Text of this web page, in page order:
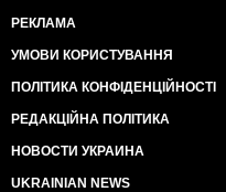
РЕКЛАМА
УМОВИ КОРИСТУВАННЯ
ПОЛІТИКА КОНФІДЕНЦІЙНОСТІ
РЕДАКЦІЙНА ПОЛІТИКА
НОВОСТИ УКРАИНА
UKRAINIAN NEWS